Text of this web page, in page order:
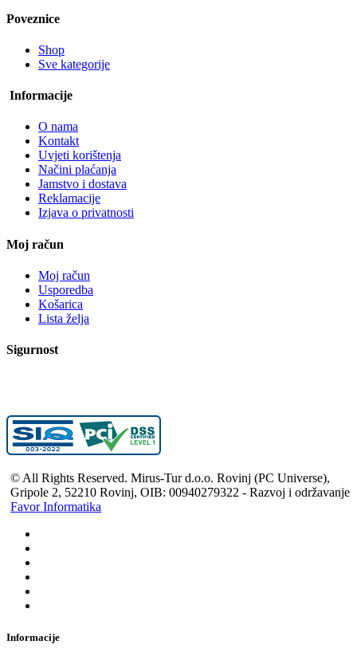
Poveznice
Shop
Sve kategorije
Informacije
O nama
Kontakt
Uvjeti korištenja
Načini plaćanja
Jamstvo i dostava
Reklamacije
Izjava o privatnosti
Moj račun
Moj račun
Usporedba
Košarica
Lista želja
Sigurnost
© All Rights Reserved. Mirus-Tur d.o.o. Rovinj (PC Universe),
Gripole 2, 52210 Rovinj, OIB: 00940279322 - Razvoj i održavanje
Favor Informatika
Informacije